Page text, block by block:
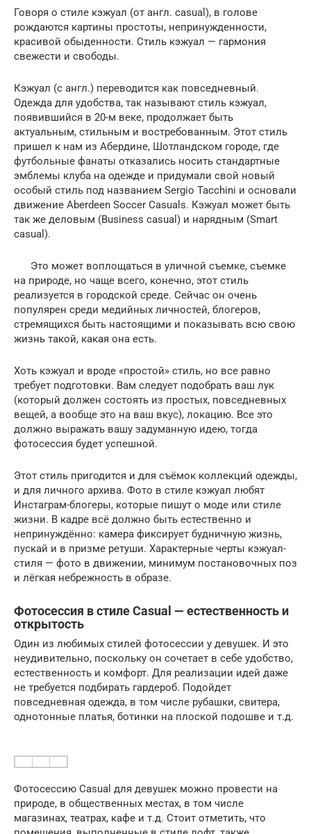
Говоря о стиле кэжуал (от англ. casual), в голове
рождаются картины простоты, непринужденности,
красивой обыденности. Стиль кэжуал — гармония
свежести и свободы.
Кэжуал (с англ.) переводится как повседневный.
Одежда для удобства, так называют стиль кэжуал,
появившийся в 20-м веке, продолжает быть
актуальным, стильным и востребованным. Этот стиль
пришел к нам из Абердине, Шотландском городе, где
футбольные фанаты отказались носить стандартные
эмблемы клуба на одежде и придумали свой новый
особый стиль под названием Sergio Tacchini и основали
движение Aberdeen Soccer Casuals. Кэжуал может быть
так же деловым (Business casual) и нарядным (Smart
casual).
Это может воплощаться в уличной съемке, съемке
на природе, но чаще всего, конечно, этот стиль
реализуется в городской среде. Сейчас он очень
популярен среди медийных личностей, блогеров,
стремящихся быть настоящими и показывать всю свою
жизнь такой, какая она есть.
Хоть кэжуал и вроде «простой» стиль, но все равно
требует подготовки. Вам следует подобрать ваш лук
(который должен состоять из простых, повседневных
вещей, а вообще это на ваш вкус), локацию. Все это
должно выражать вашу задуманную идею, тогда
фотосессия будет успешной.
Этот стиль пригодится и для съёмок коллекций одежды,
и для личного архива. Фото в стиле кэжуал любят
Инстаграм-блогеры, которые пишут о моде или стиле
жизни. В кадре всё должно быть естественно и
непринуждённо: камера фиксирует будничную жизнь,
пускай и в призме ретуши. Характерные черты кэжуал-
стиля — фото в движении, минимум постановочных поз
и лёгкая небрежность в образе.
Фотосессия в стиле Casual — естественность и
открытость
Один из любимых стилей фотосессии у девушек. И это
неудивительно, поскольку он сочетает в себе удобство,
естественность и комфорт. Для реализации идей даже
не требуется подбирать гардероб. Подойдет
повседневная одежда, в том числе рубашки, свитера,
однотонные платья, ботинки на плоской подошве и т.д.
Фотосессию Casual для девушек можно провести на
природе, в общественных местах, в том числе
магазинах, театрах, кафе и т.д. Стоит отметить, что